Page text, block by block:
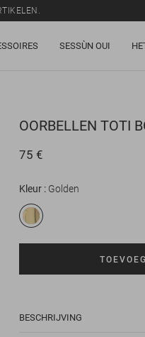
SESSÙN OUI
OORBELLEN TOTI
75 €
Kleur Golden
BESCHRIJVING